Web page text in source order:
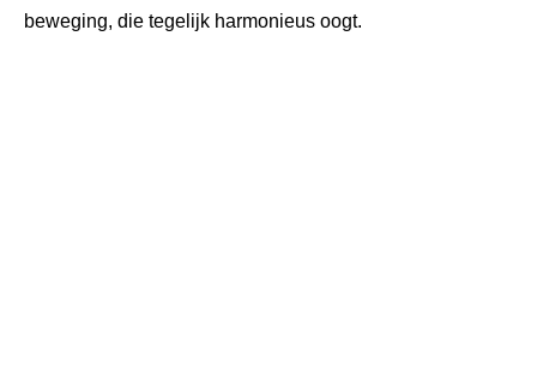
beweging, die tegelijk harmonieus oogt.